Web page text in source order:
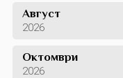
Август
2026
Октомври
2026